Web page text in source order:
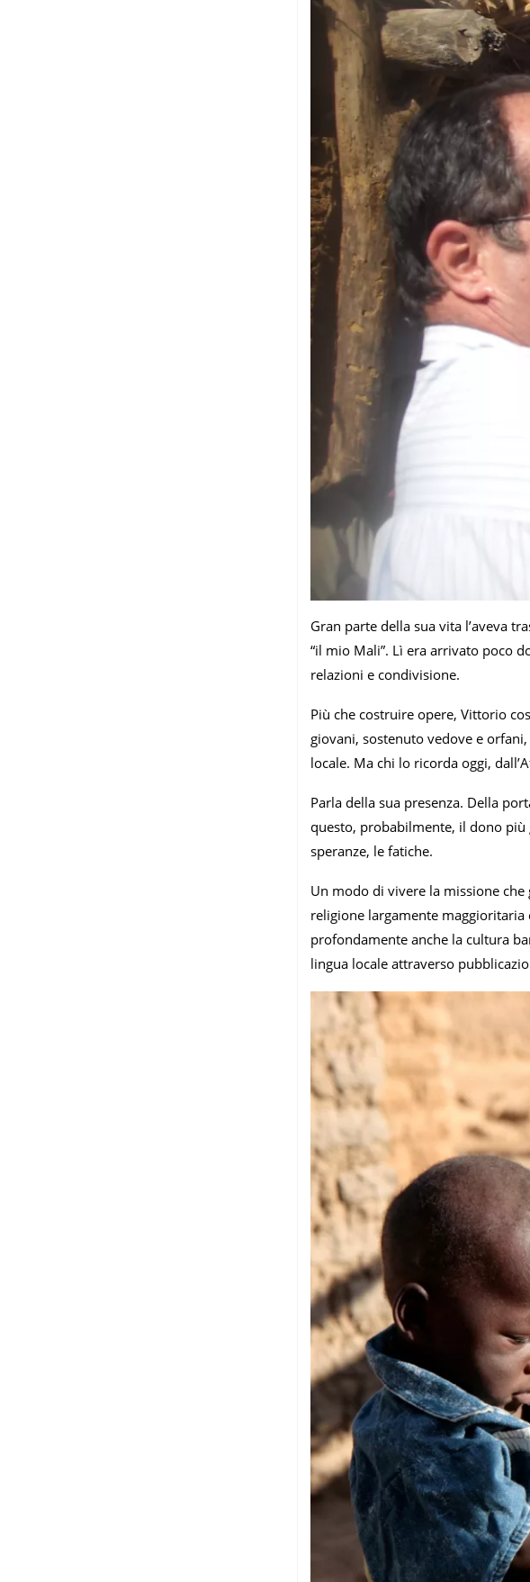
Gran parte della sua vita l’aveva
“il mio Mali”. Lì era arrivato poco
relazioni e condivisione.
Più che costruire opere, Vittorio
giovani, sostenuto vedove e
locale. Ma chi lo ricorda oggi,
Parla della sua presenza. Della
questo, probabilmente, il dono più
speranze, le fatiche.
Un modo di vivere la missione che
religione largamente
profondamente anche la cultura
lingua locale attraverso